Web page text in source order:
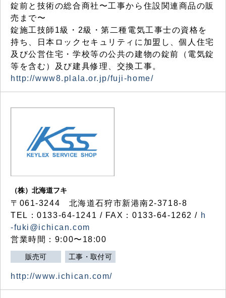
錠前と技術の総合商社〜工事から住設関連商品の販
売まで〜
錠施工技師1級・2級・第二種電気工事士の資格を
持ち、日本ロックセキュリティに加盟し、個人住宅
及び公営住宅・学校等の公共の建物の錠前（電気錠
等を含む）及び建具修理、交換工事。
http://www8.plala.or.jp/fuji-home/
（株）北海道フキ
〒061-3244 北海道石狩市新港南2-3718-8
TEL：0133-64-1241 / FAX：0133-64-1262 / h
-fuki@ichican.com
営業時間：9:00〜18:00
販売可 工事・取付可
http://www.ichican.com/